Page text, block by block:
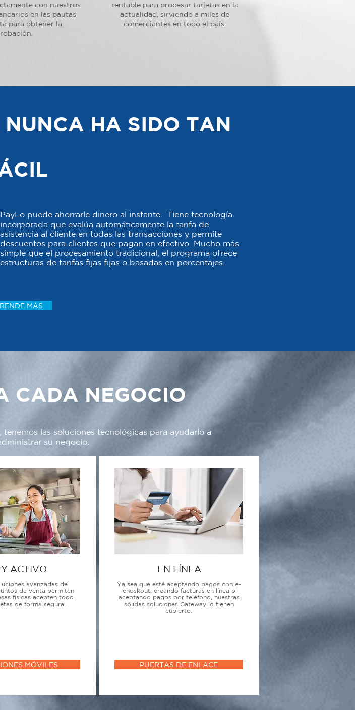
con nuestros
en las pautas
para obtener la
rentable para procesar tarjetas en la
actualidad, sirviendo a miles de
comerciantes en todo el país.
HA SIDO TAN
PayLo puede ahorrarle dinero al instante. Tiene tecnología
incorporada que evalúa automáticamente la tarifa de
asistencia al cliente en todas las transacciones y permite
descuentos para clientes que pagan en efectivo. Mucho más
simple que el procesamiento tradicional, el programa ofrece
estructuras de tarifas fijas fijas o basadas en porcentajes.
MÁS
CADA NEGOCIO
las soluciones tecnológicas para ayudarlo a
su negocio.
ACTIVO
avanzadas de
de venta permiten
físicas acepten todo
de forma segura.
MÓVILES
EN LÍNEA
Ya sea que esté aceptando pagos con e-
checkout, creando facturas en línea o
aceptando pagos por teléfono, nuestras
sólidas soluciones Gateway lo tienen
cubierto.
PUERTAS DE ENLACE